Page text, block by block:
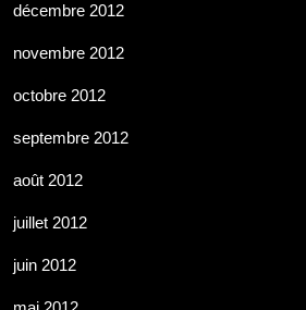
décembre 2012
novembre 2012
octobre 2012
septembre 2012
août 2012
juillet 2012
juin 2012